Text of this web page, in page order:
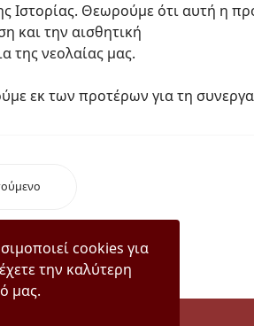
Ιστορίας. Θεωρούμε ότι αυτή η
και την αισθητική
της νεολαίας μας.
εκ των προτέρων για τη
cookies για
την καλύτερη
μας.